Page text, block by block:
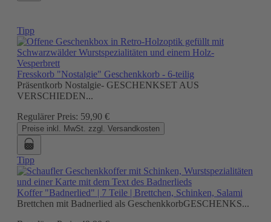
Tipp
Fresskorb "Nostalgie" Geschenkkorb - 6-teilig
Präsentkorb Nostalgie- GESCHENKSET AUS
VERSCHIEDEN...
Regulärer Preis: 59,90 €
Preise inkl. MwSt. zzgl. Versandkosten
Tipp
Koffer "Badnerlied" | 7 Teile | Brettchen, Schinken, Salami
Brettchen mit Badnerlied als GeschenkkorbGESCHENKS...